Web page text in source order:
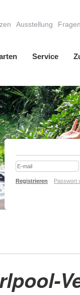
Service
Ausstellung Fragen
Registrieren Passwort